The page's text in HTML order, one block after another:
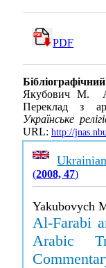
PDF
Якубович М.
Переклад з
Українське
URL: http://
(2008, 47)
Yakubovych
Al-Farabi
Arabic